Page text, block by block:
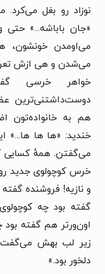
نوزاد رو بغل
«جان باباشه...»
می‌اومدن خونشون،
می‌شدن و هی ازش
خواهر خرسی
دوست‌داشتنی‌ترین
هم به خانواده‌تون
خندید: «ها ها ها...»
می‌گفتن. همهٔ کسایی
خرس کوچولوی جدید
و نازیه! فروشنده
گفته بود چه
اون‌ورتر هم گفته بود
زیر لب بهش می‌گفت
دلخور بود.»